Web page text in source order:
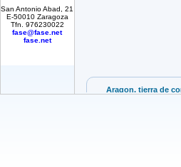
San Antonio Abad, 21
E-50010 Zaragoza
Tfn. 976230022
fase@fase.net
fase.net